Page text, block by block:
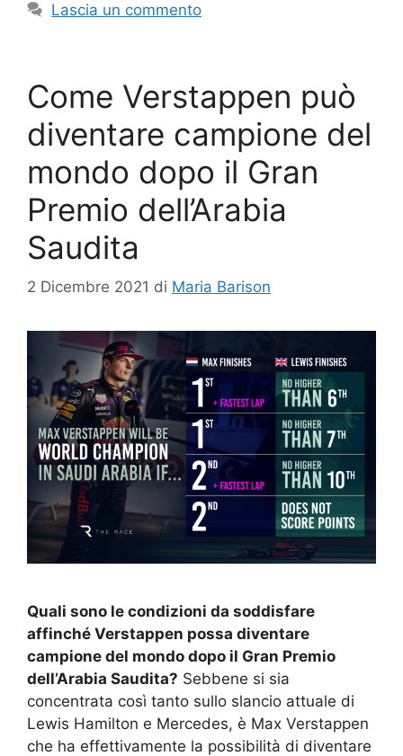
Lascia un commento
Come Verstappen può
diventare campione del
mondo dopo il Gran
Premio dell’Arabia
Saudita
2 Dicembre 2021 di Maria Barison
Quali sono le condizioni da soddisfare
affinché Verstappen possa diventare
campione del mondo dopo il Gran Premio
dell’Arabia Saudita? Sebbene si sia
concentrata così tanto sullo slancio attuale di
Lewis Hamilton e Mercedes, è Max Verstappen
che ha effettivamente la possibilità di diventare